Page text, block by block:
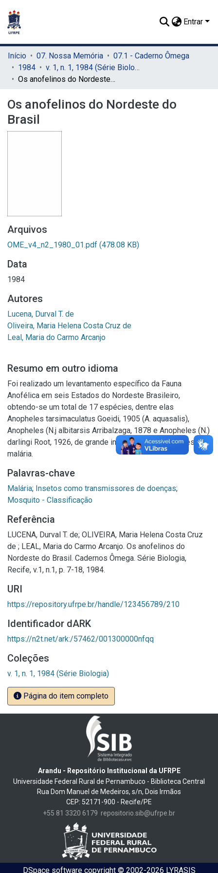
Entrar
Início 07. Nossa Memória
07.1 - Caderno Ômega
1984
v. 1, n. 1, 1984 (Série Biologia)
Os anofelinos do Nordeste do Brasil
Os anofelinos do Nordeste do
Brasil
Arquivos
OME_v4_n2_1980_01.pdf (478.08 KB)
Data
1984
Autores
Lucena, Durval T. de
Oliveira, Maria Helena Costa Cruz de
Leal, Maria do Carmo Arcanjo
Resumo em outro idioma
Foi realizado um levantamento específico da Fauna
Anofélica em seis Estados do Nordeste Brasileiro,
obtendo-se um total de 17 espécies, dentre elas
Anopheles tarsimaculatus Goeidi, 1905 (A. aquasalis),
Anopheles (N.j albitarsis Arribalzaga, 1878 e Anopheles (N.)
darlingi Root, 1926, de grande importância com vetores de
malária.
Palavras-chave
Malária; Insetos como transmissores de doenças;
Mosquito - Classificação
Referência
LUCENA, Durval T. de; OLIVEIRA, Maria Helena Costa Cruz
de ; LEAL, Maria do Carmo Arcanjo. Os anofelinos do
Nordeste do Brasil. Cadernos Ômega. Série Biologia,
Recife, v.1, n.1, p. 7-18, 1984.
URI
https://repository.ufrpe.br/handle/123456789/210
Identificador dARK
https://n2t.net/ark:/57462/001300000nfqq
Coleções
v. 1, n. 1, 1984 (Série Biologia)
Página do item completo
Arandu - Repositório Institucional da UFRPE
Universidade Federal Rural de Pernambuco - Biblioteca Central
Rua Dom Manuel de Medeiros, s/n, Dois Irmãos
CEP: 52171-900 - Recife/PE
+55 81 3320 6179 repositorio.sib@ufrpe.br
DSpace softwarecopyright © 2002-2026 LYRASIS